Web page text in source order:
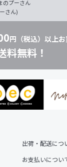
のプーさん
さん)
円（税込）以上
料無料！
出荷・配送につ
お支払いについ